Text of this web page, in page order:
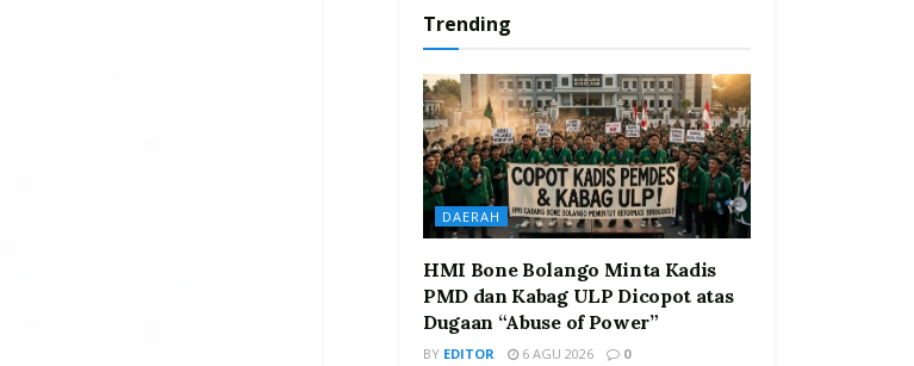
Trending
DAERAH
HMI Bone Bolango Minta Kadis
PMD dan Kabag ULP Dicopot atas
Dugaan “Abuse of Power”
BY EDITOR 6 AGU 2026 0